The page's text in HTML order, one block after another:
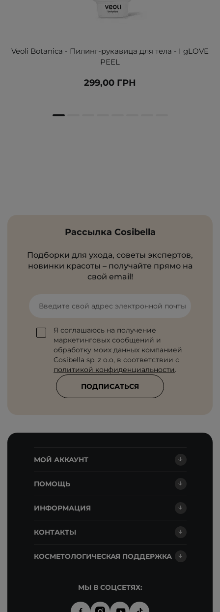
Veoli Botanica - Пилинг-рукавица для тела - I gLOVE
PEEL
299,00 ГРН
Рассылка Cosibella
Подборки для ухода, советы экспертов,
новинки красоты – получайте прямо на
свой email!
Введите свой адрес электронной почты
Я соглашаюсь на получение
маркетинговых сообщений и
обработку моих данных компанией
Cosibella sp. z o.o, в соответствии с
политикой конфиденциальности.
ПОДПИСАТЬСЯ
МОЙ АККАУНТ
ПОМОЩЬ
ИНФОРМАЦИЯ
КОНТАКТЫ
КОСМЕТОЛОГИЧЕСКАЯ ПОДДЕРЖКА
МЫ В СОЦСЕТЯХ: